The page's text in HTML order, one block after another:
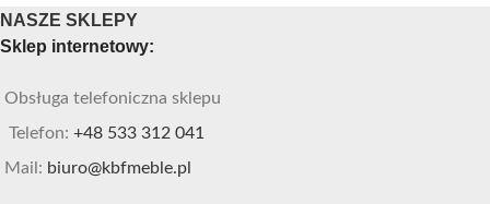
NASZE SKLEPY
Sklep internetowy:
Obsługa telefoniczna sklepu
Telefon: +48 533 312 041
Mail: biuro@kbfmeble.pl